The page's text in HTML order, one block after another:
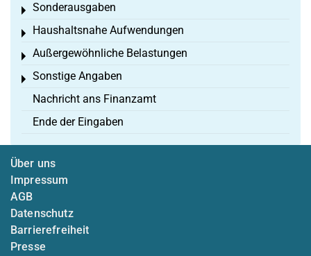
Sonderausgaben
Toggle menu
Haushaltsnahe Aufwendungen
Toggle menu
Außergewöhnliche Belastungen
Toggle menu
Sonstige Angaben
Toggle menu
Nachricht ans Finanzamt
Ende der Eingaben
Über uns
Impressum
AGB
Datenschutz
Barrierefreiheit
Presse